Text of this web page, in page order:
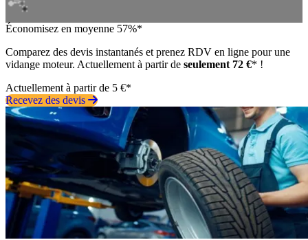
Économisez en moyenne 57%*
Comparez des devis instantanés et prenez RDV en ligne pour une
vidange moteur. Actuellement à partir de seulement 72 €* !
Actuellement à partir de 5 €*
Recevez des devis